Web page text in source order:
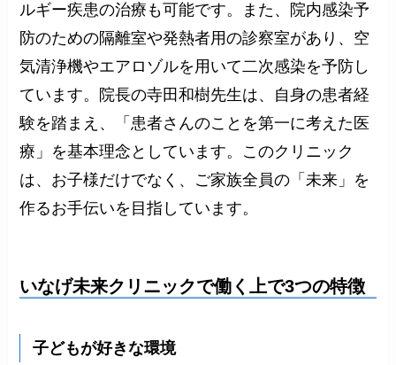
ルギー疾患の治療も可能です。また、院内感染予
防のための隔離室や発熱者用の診察室があり、空
気清浄機やエアロゾルを用いて二次感染を予防し
ています。院長の寺田和樹先生は、自身の患者経
験を踏まえ、「患者さんのことを第一に考えた医
療」を基本理念としています。このクリニック
は、お子様だけでなく、ご家族全員の「未来」を
作るお手伝いを目指しています。
いなげ未来クリニックで働く上で3つの特徴
子どもが好きな環境